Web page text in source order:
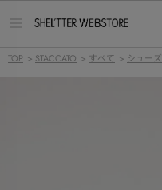
ー
TOP > STACCATO > すべて > シューズ